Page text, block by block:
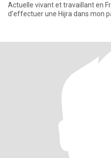
Actuelle vivant et travaillant en
d’effectuer une Hijra dans mon